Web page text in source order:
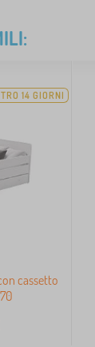
14 GIORNI
cassetto